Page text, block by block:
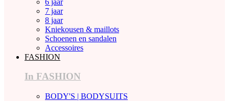
7 jaar
8 jaar
Kniekousen & maillots
Schoenen en sandalen
Accessoires
FASHION
In FASHION
BODY'S | BODYSUITS